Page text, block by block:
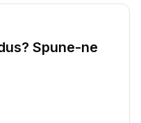
Spune-ne